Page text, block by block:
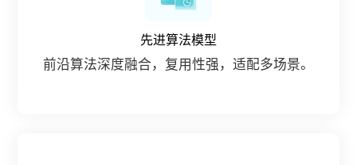
先进算法模型
前沿算法深度融合，复用性强，适配多场景。